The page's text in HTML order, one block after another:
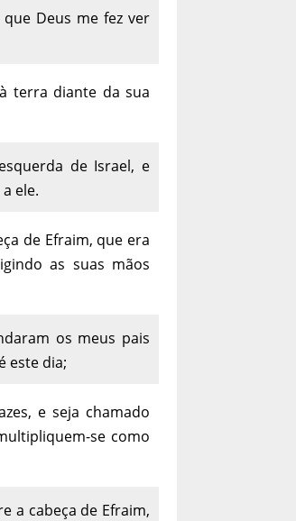
Deus me fez ver
terra diante da sua
de Israel, e
ele.
de Efraim, que era
as suas mãos
os meus pais
este dia;
e seja chamado
se como
a cabeça de Efraim,